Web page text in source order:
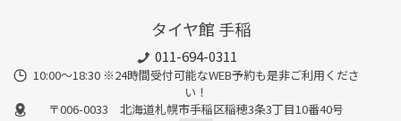
タイヤ館 手稲
011-694-0311
10:00～18:30 ※24時間受付可能なWEB予約も是非ご利用くださ
い！
〒006-0033 北海道札幌市手稲区稲穂3条3丁目10番40号